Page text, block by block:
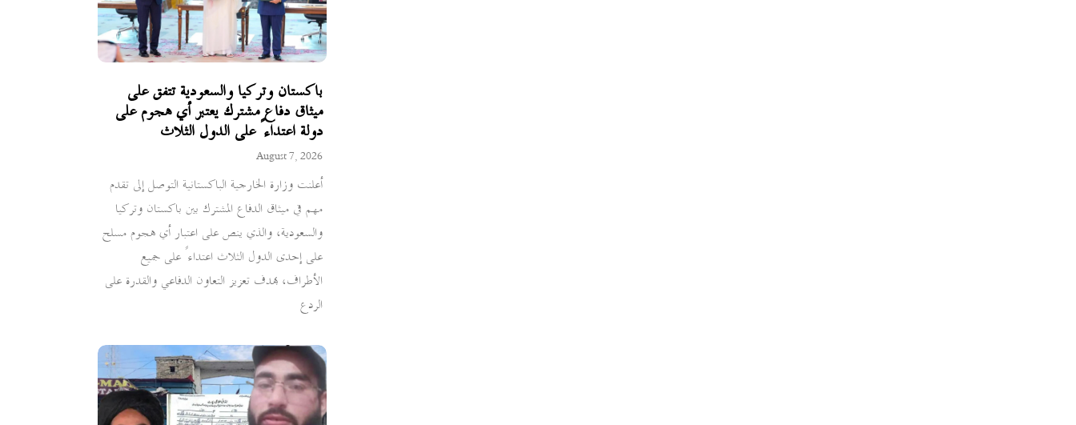
باكستان وتركيا والسعودية تتفق على
ميثاق دفاع مشترك يعتبر أي هجوم على
دولة اعتداءً على الدول الثلاث
August 7, 2026
أعلنت وزارة الخارجية الباكستانية التوصل إلى تقدم
مهم في ميثاق الدفاع المشترك بين باكستان وتركيا
والسعودية، والذي ينص على اعتبار أي هجوم مسلح
على إحدى الدول الثلاث اعتداءً على جميع
الأطراف، بهدف تعزيز التعاون الدفاعي والقدرة على
الردع